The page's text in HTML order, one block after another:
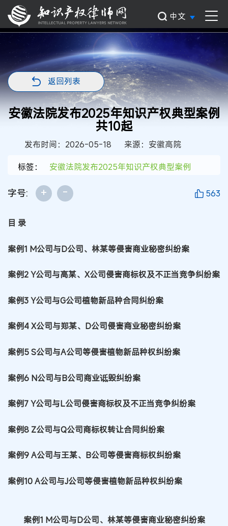
中文
返回列表
安徽法院发布2025年知识产权典型案例
共10起
发布时间：2026-05-18
来源：安徽高院
标签：
安徽法院发布2025年知识产权典型案例
字号: + - 563
目 录
案例1 M公司与D公司、林某等侵害商业秘密纠纷案
案例2 Y公司与高某、X公司侵害商标权及不正当竞争纠纷案
案例3 Y公司与G公司植物新品种合同纠纷案
案例4 X公司与郑某、D公司侵害商业秘密纠纷案
案例5 S公司与A公司等侵害植物新品种权纠纷案
案例6 N公司与B公司商业诋毁纠纷案
案例7 Y公司与L公司侵害商标权及不正当竞争纠纷案
案例8 Z公司与Q公司商标权转让合同纠纷案
案例9 A公司与王某、B公司等侵害商标权纠纷案
案例10 A公司与J公司等侵害植物新品种权纠纷案
案例1 M公司与D公司、林某等侵害商业秘密纠纷案